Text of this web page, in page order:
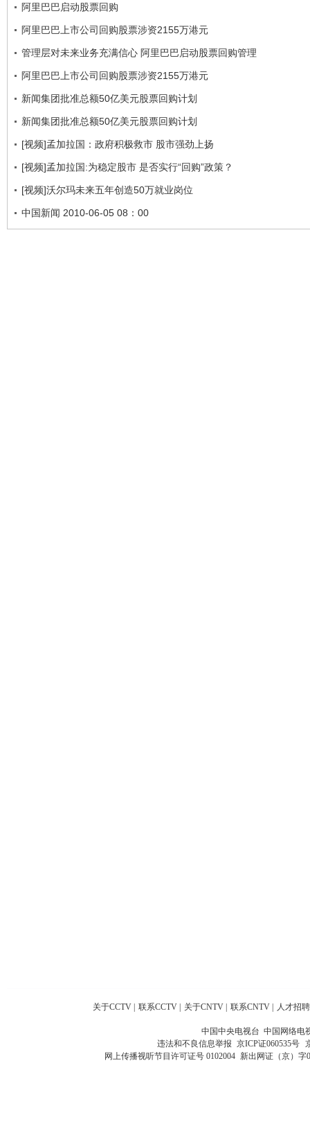
阿里巴巴启动股票回购
阿里巴巴上市公司回购股票涉资2155万港元
管理层对未来业务充满信心 阿里巴巴启动股票回购管理
阿里巴巴上市公司回购股票涉资2155万港元
新闻集团批准总额50亿美元股票回购计划
新闻集团批准总额50亿美元股票回购计划
[视频]孟加拉国：政府积极救市 股市强劲上扬
[视频]孟加拉国:为稳定股市 是否实行“回购”政策？
[视频]沃尔玛未来五年创造50万就业岗位
中国新闻 2010-06-05 08：00
关于CCTV 联系CCTV 关于CNTV 联系CNTV 人才招聘
中国中央电视台 中国网络电
违法和不良信息举报 京ICP证060535号
网上传播视听节目许可证号 0102004 新出网证（京）